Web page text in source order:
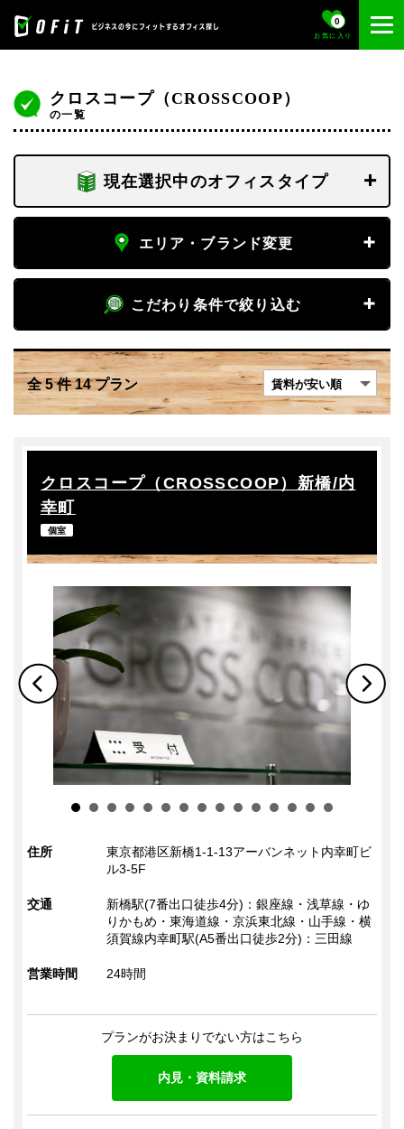
お気に入り
0
クロスコープ（CROSSCOOP）
の一覧
現在選択中のオフィスタイプ
個室
フリーデスク
バーチャルオフィス
エリア・ブランド変更
ブランド
クロスコープ（CROSSCOOP）
こだわり条件で絞り込む
賃料
〜
広さ
人数目安
人気のこだわり条件
法人登記 秘書サービス
会議室（有料）
24時間365日利用可能
更に詳しい条件を追加
施設サービス
ビジネス交流会
ドリンクサービス（有料）
会議室（有料） 会議室（無料）
TELブース
打ち合わせスペース（オープン）
郵便・ロッカー
郵便受け（有人受付）
郵便受け（エントランス）
該当物件
5件14プラン
この条件で検索
全5件14プラン
クロスコープ（CROSSCOOP）新橋/内
幸町
個室
住所
東京都港区新橋1-1-13アーバンネット内幸町ビ
ル3-5F
交通
新橋駅(7番出口徒歩4分)：銀座線・浅草線・ゆ
りかもめ・東海道線・京浜東北線・山手線・横
須賀線内幸町駅(A5番出口徒歩2分)：三田線
営業時間 24時間
プランがお決まりでない方はこちら
内見・資料請求